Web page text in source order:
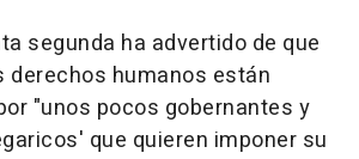
segunda ha advertido de que
derechos humanos están
"unos pocos gobernantes y
que quieren imponer su